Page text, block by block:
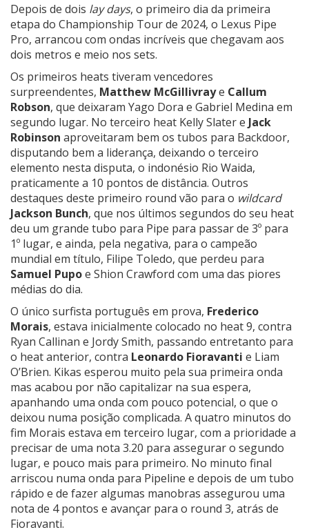
Depois de dois lay days, o primeiro dia da primeira
etapa do Championship Tour de 2024, o Lexus Pipe
Pro, arrancou com ondas incríveis que chegavam aos
dois metros e meio nos sets.
Os primeiros heats tiveram vencedores
surpreendentes, Matthew McGillivraye Callum
Robson, que deixaram Yago Dora e Gabriel Medina em
segundo lugar. No terceiro heat Kelly Slater e Jack
Robinson aproveitaram bem os tubos para Backdoor,
disputando bem a liderança, deixando o terceiro
elemento nesta disputa, o indonésio Rio Waida,
praticamente a 10 pontos de distância. Outros
destaques deste primeiro round vão para o wildcard
Jackson Bunch, que nos últimos segundos do seu heat
deu um grande tubo para Pipe para passar de 3º para
1º lugar, e ainda, pela negativa, para o campeão
mundial em título, Filipe Toledo, que perdeu para
Samuel Pupoe Shion Crawford com uma das piores
médias do dia.
O único surfista português em prova, Frederico
Morais, estava inicialmente colocado no heat 9, contra
Ryan Callinan e Jordy Smith, passando entretanto para
o heat anterior, contra Leonardo Fioravanti e Liam
O’Brien. Kikas esperou muito pela sua primeira onda
mas acabou por não capitalizar na sua espera,
apanhando uma onda com pouco potencial, o que o
deixou numa posição complicada. A quatro minutos do
fim Morais estava em terceiro lugar, com a prioridade a
precisar de uma nota 3.20 para assegurar o segundo
lugar, e pouco mais para primeiro. No minuto final
arriscou numa onda para Pipeline e depois de um tubo
rápido e de fazer algumas manobras assegurou uma
nota de 4 pontos e avançar para o round 3, atrás de
Fioravanti.